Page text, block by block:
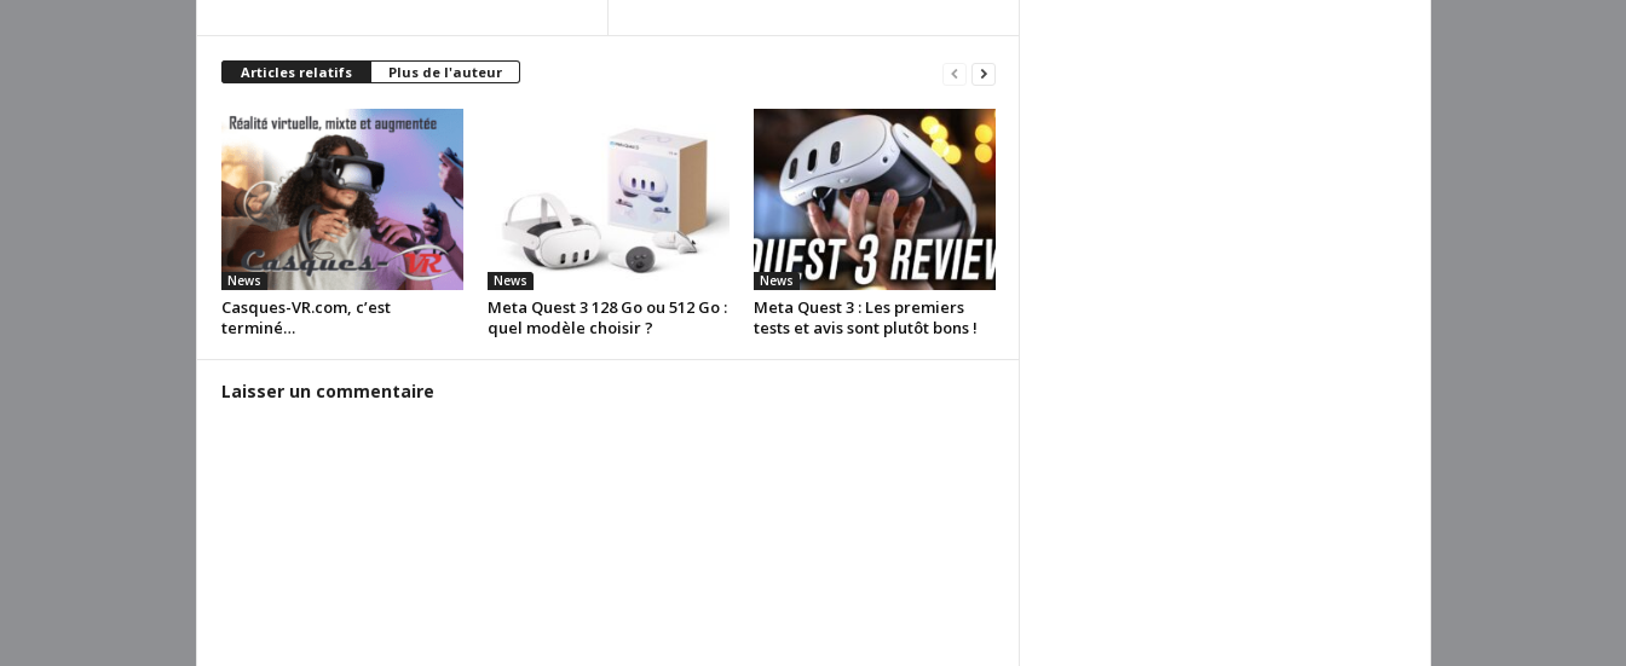
Articles relatifs Plus de l'auteur
News
Casques-VR.com, c’est
terminé…
News
Meta Quest 3 128 Go ou 512 Go :
quel modèle choisir ?
News
Meta Quest 3 : Les premiers
tests et avis sont plutôt bons !
Laisser un commentaire